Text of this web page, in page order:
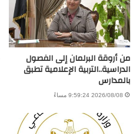
من أروقة البرلمان إلى الفصول
الدراسية..التربية الإعلامية تطبق
بالمدارس
2026/08/08 9:59:24 مساءً